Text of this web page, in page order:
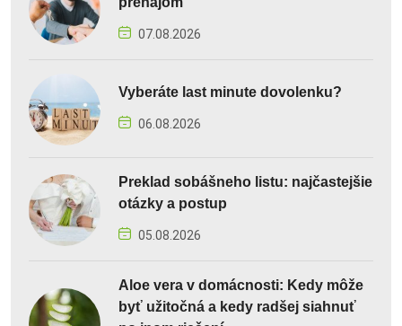
07.08.2026
Vyberáte last minute dovolenku?
06.08.2026
Preklad sobášneho listu: najčastejšie
otázky a postup
05.08.2026
Aloe vera v domácnosti: Kedy môže
byť užitočná a kedy radšej siahnuť